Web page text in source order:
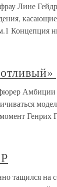
Лине
Концепция
Генрих
на